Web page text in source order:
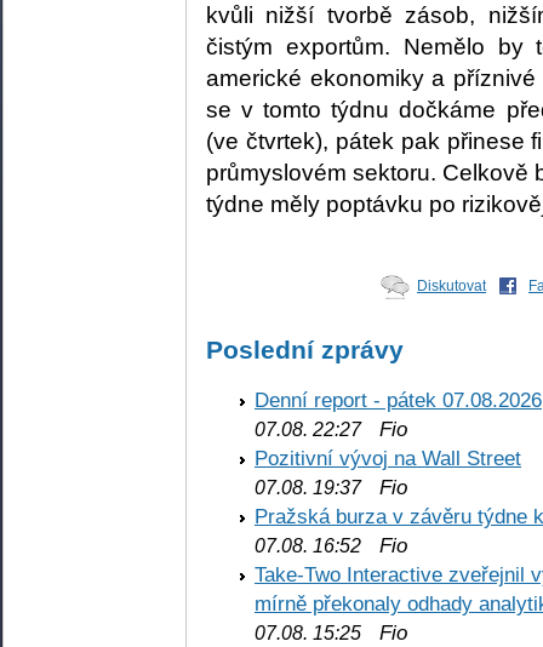
kvůli nižší tvorbě zásob,
čistým exportům. Nemělo by
americké ekonomiky a
se v tomto týdnu dočkáme
(ve čtvrtek), pátek pak přinese
průmyslovém sektoru. Celkově
týdne měly poptávku po
Diskutovat
Poslední zprávy
Denní report - pátek 07.08.2026
07.08. 22:27Fio
Pozitivní vývoj na Wall Street
07.08. 19:37Fio
Pražská burza v závěru týdne
07.08. 16:52 Fio
Take-Two Interactive zveřejnil
mírně překonaly odhady
07.08. 15:25 Fio